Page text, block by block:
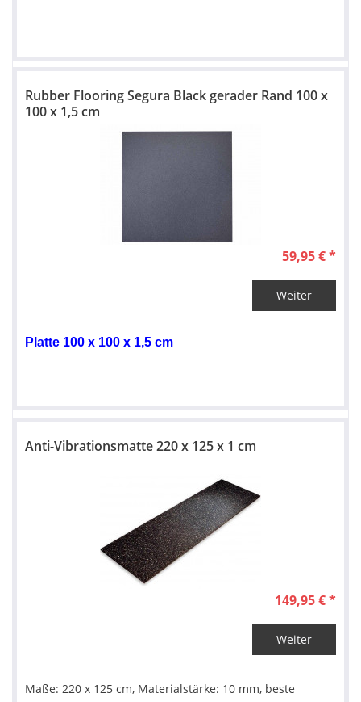
Rubber Flooring Segura Black gerader Rand 100 x
100 x 1,5 cm
59,95 € *
Weiter
Platte 100 x 100 x 1,5 cm
Anti-Vibrationsmatte 220 x 125 x 1 cm
149,95 € *
Weiter
Maße: 220 x 125 cm, Materialstärke: 10 mm, beste